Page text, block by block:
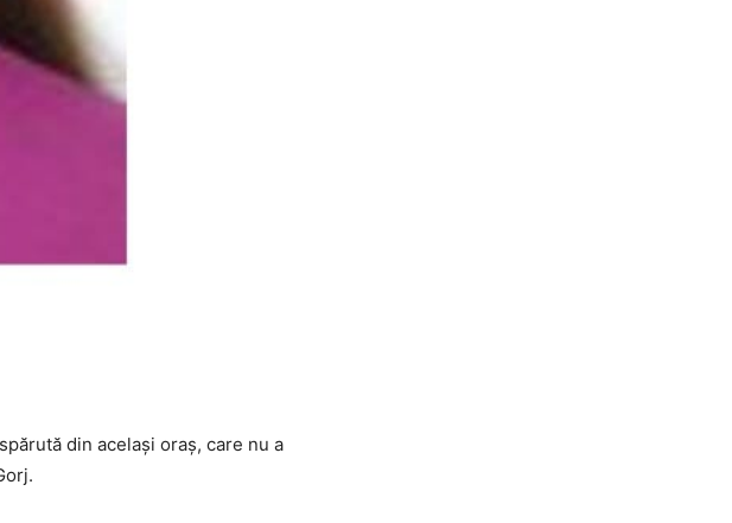
din același oraș, care nu a